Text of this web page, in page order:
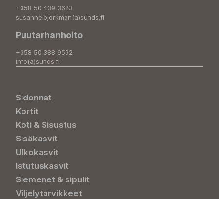
+358 50 439 3623
susanne.bjorkman(a)sunds.fi
Puutarhanhoito
+358 50 388 9592
info(a)sunds.fi
Sidonnat
Kortit
Koti & Sisustus
Sisäkasvit
Ulkokasvit
Istutuskasvit
Siemenet & sipulit
Viljelytarvikkeet